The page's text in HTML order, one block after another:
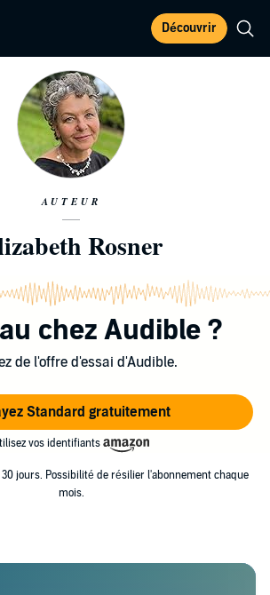
Découvrir
AUTEUR
Rosner
chez Audible ?
de l'offre d'essai d'Audible.
Standard gratuitement
vos identifiants
jours. Possibilité de résilier l'abonnement chaque
mois.